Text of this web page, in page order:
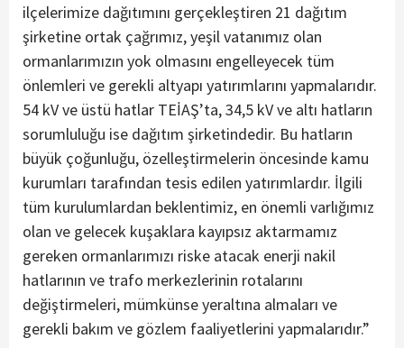
ilçelerimize dağıtımını gerçekleştiren 21 dağıtım
şirketine ortak çağrımız, yeşil vatanımız olan
ormanlarımızın yok olmasını engelleyecek tüm
önlemleri ve gerekli altyapı yatırımlarını yapmalarıdır.
54 kV ve üstü hatlar TEİAŞ’ta, 34,5 kV ve altı hatların
sorumluluğu ise dağıtım şirketindedir. Bu hatların
büyük çoğunluğu, özelleştirmelerin öncesinde kamu
kurumları tarafından tesis edilen yatırımlardır. İlgili
tüm kurulumlardan beklentimiz, en önemli varlığımız
olan ve gelecek kuşaklara kayıpsız aktarmamız
gereken ormanlarımızı riske atacak enerji nakil
hatlarının ve trafo merkezlerinin rotalarını
değiştirmeleri, mümkünse yeraltına almaları ve
gerekli bakım ve gözlem faaliyetlerini yapmalarıdır.”